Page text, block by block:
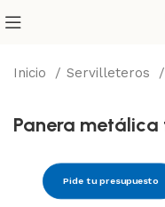
Inicio Servilleteros
Panera
Pide tu presupuesto